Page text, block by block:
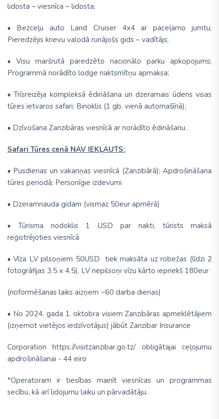
lidosta – viesnīca – lidosta;
• Bezceļu auto Land Cruiser 4x4 ar paceļamo jumtu;
Pieredzējis krievu valodā runājošs gids – vadītājs;
• Visu maršrutā paredzēto nacionālo parku apkopojums;
Programmā norādīto lodge naktsmītņu apmaksa;
• Trīsreizēja kompleksā ēdināšana un dzeramais ūdens visas
tūres ietvaros safari; Binoklis (1 gb. vienā automašīnā);
• Dzīvošana Zanzibāras viesnīcā ar norādīto ēdināšanu.
Safari Tūres cenā NAV IEKĻAUTS:
• Pusdienas un vakariņas viesnīcā (Zanzibārā); Apdrošināšana
tūres periodā; Personīgie izdevumi
• Dzeramnauda gidam (vismaz 50eur apmērā)
• Tūrisma nodoklis 1 USD par nakti, tūrists maksā
reģistrējoties viesnīcā
• Vīza LV pilsoņiem 50USD tiek maksāta uz robežas (līdzi 2
fotogrāfijas 3.5 x 4.5), LV nepilsoņi vīzu kārto iepriekš 180eur
(noformēšanas laiks aizņem ~60 darba dienas)
• No 2024. gada 1. oktobra visiem Zanzibāras apmeklētājiem
(izņemot vietējos iedzīvotājus) jābūt Zanzibar Insurance
Corporation https://visitzanzibar.go.tz/ obligātajai ceļojumu
apdrošināšanai - 44 eiro
*Operatoram ir tiesības mainīt viesnīcas un programmas
secību, kā arī lidojumu laiku un pārvadātāju.